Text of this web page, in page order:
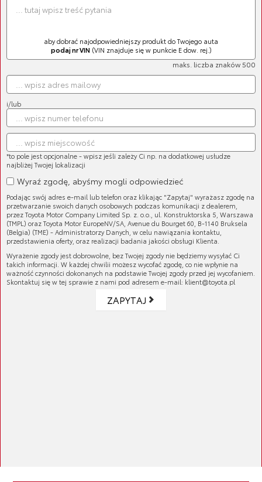
Filtry (95)
Płyny eksploatacyjne (22)
Układ hamulcowy (204)
Układ elektryczny (87)
Zawieszenie (199)
Silnik (125)
Układ napędowy (32)
Układ zapłonowy (29)
Układ wydechowy (43)
Układ kierowniczy (13)
Nadwozie (37)
Inne (67)
OUTLET
maks. liczba znaków 500
aby dobrać najodpowiedniejszy produkt do Twojego auta
podaj nr VIN(VIN znajduje się w punkcie E dow. rej.)
i/lub
*to pole jest opcjonalne - wpisz jeśli zależy Ci np. na dodatkowej usłudze
najbliżej Twojej lokalizacji
Wyraź zgodę, abyśmy mogli odpowiedzieć
Podając swój adres e-mail lub telefon oraz klikając "Zapytaj" wyrażasz zgodę na
przetwarzanie swoich danych osobowych podczas komunikacji z dealerem,
przez Toyota Motor Company Limited Sp. z. o.o., ul. Konstruktorska 5, Warszawa
(TMPL) oraz Toyota Motor EuropeNV/SA, Avenue du Bourget 60, B-1140 Bruksela
(Belgia) (TME) - Administratorzy Danych, w celu nawiązania kontaktu,
przedstawienia oferty, oraz realizacji badania jakości obsługi Klienta.
Wyrażenie zgody jest dobrowolne, bez Twojej zgody nie będziemy wysyłać Ci
takich informacji. W każdej chwilii możesz wycofać zgodę, co nie wpłynie na
ważność czynności dokonanych na podstawie Twojej zgody przed jej wycofaniem.
Skontaktuj się w tej sprawie z nami pod adresem e-mail: klient@toyota.pl
ZAPYTAJ